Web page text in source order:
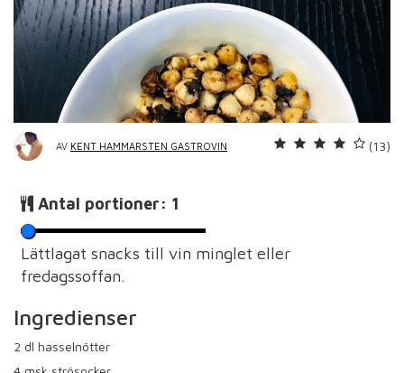
AV KENT HAMMARSTEN GASTROVIN (13)
Antal portioner: 1
Lättlagat snacks till vin minglet eller
fredagssoffan.
Ingredienser
2 dl hasselnötter